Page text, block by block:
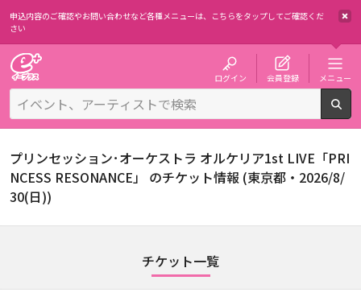
申込内容のご確認やお問い合わせなど各種メニューは、 こちらをタップしてご確認くだ
さい
ログイン 会員登録 メニュー
プリンセッション･オーケストラ オルケリア1st LIVE「PRI
NCESS RESONANCE」 のチケット情報 (東京都・2026/8/
30(日))
チケット一覧